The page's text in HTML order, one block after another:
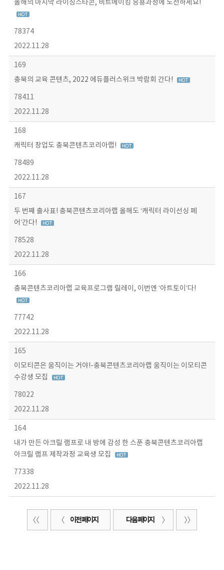
올해의 마지막 라이징스타콘, 비트메이킹 응용과정에 도전하세요!
78374
2022.11.28
169
충북의 교육 콘텐츠, 2022 에듀플러스위크 박람회 간다!
78411
2022.11.28
168
캐릭터 창업도 충북콘텐츠코리아랩!
78489
2022.11.28
167
두 번째 출사표! 충북콘텐츠코리아랩 올해도 ‘캐릭터 라이선싱 페
어’간다!
78528
2022.11.28
166
충북콘텐츠코리아랩 교육프로그램 릴레이, 이번엔 ‘아트토이’다!
77742
2022.11.28
165
이모티콘은 움직이는 거야!-충북콘텐츠코리아랩 움직이는 이모티콘
수강생 모집
78022
2022.11.28
164
내가 만든 아크릴 램프로 내 방에 감성 한 스푼 충북콘텐츠코리아랩
아크릴 램프 제작과정 교육생 모집
77338
2022.11.28
이전 페이지 다음 페이지